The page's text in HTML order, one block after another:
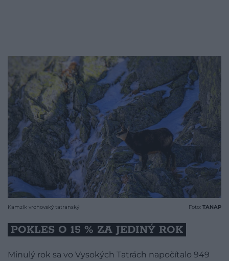
Kamzík vrchovský tatranský Foto: TANAP
POKLES O 15 % ZA JEDINÝ ROK
Minulý rok sa vo Vysokých Tatrách napočítalo 949